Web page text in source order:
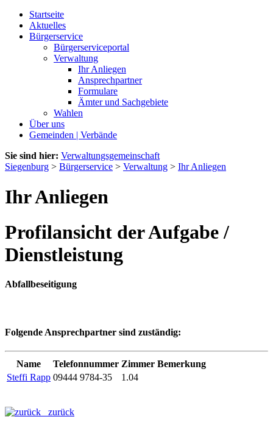
Startseite
Aktuelles
Bürgerservice
Bürgerserviceportal
Verwaltung
Ihr Anliegen
Ansprechpartner
Formulare
Ämter und Sachgebiete
Wahlen
Über uns
Gemeinden | Verbände
Sie sind hier: Verwaltungsgemeinschaft
Siegenburg > Bürgerservice > Verwaltung > Ihr Anliegen
Ihr Anliegen
Profilansicht der Aufgabe /
Dienstleistung
Abfallbeseitigung
Folgende Ansprechpartner sind zuständig:
Name Telefonnummer Zimmer Bemerkung
Steffi Rapp 09444 9784-35 1.04
zurück